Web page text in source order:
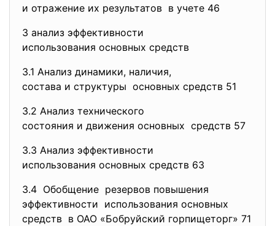
и отражение их результатов в учете 46
3 анализ эффективности
использования основных средств
3.1 Анализ динамики, наличия,
состава и структуры основных средств 51
3.2 Анализ технического
состояния и движения основных средств 57
3.3 Анализ эффективности
использования основных средств 63
3.4 Обобщение резервов повышения
эффективности использования основных
средств в ОАО «Бобруйский горпищеторг» 71